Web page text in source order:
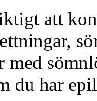
att
med
du har